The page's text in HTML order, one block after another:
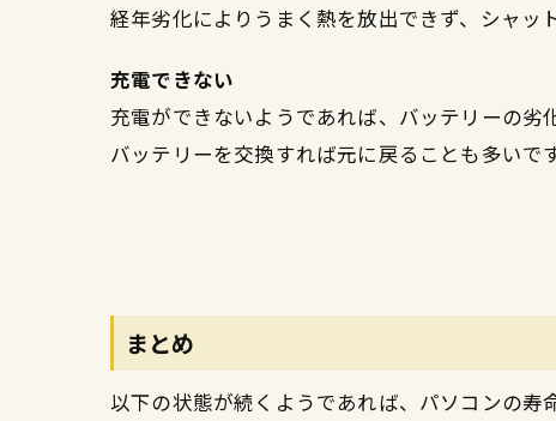
経年劣化によりうまく熱を放出できず、シャッ
充電できない
充電ができないようであれば、バッテリーの劣
バッテリーを交換すれば元に戻ることも多い
まとめ
以下の状態が続くようであれば、パソコンの寿